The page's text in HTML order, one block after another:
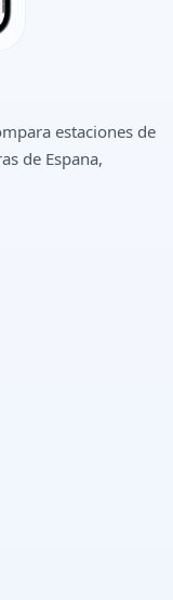
estaciones de
de Espana,